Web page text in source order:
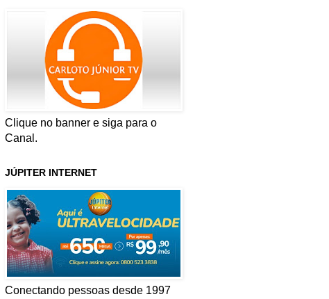
Clique no banner e siga para o
Canal.
JÚPITER INTERNET
Conectando pessoas desde 1997